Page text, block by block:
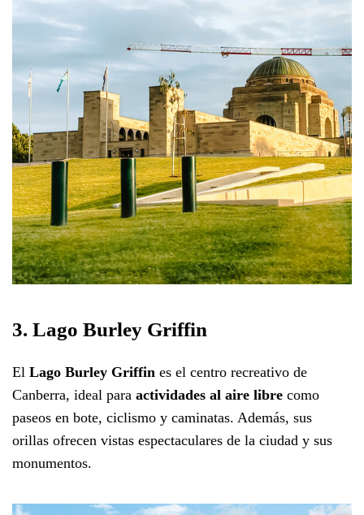
3. Lago Burley Griffin
El Lago Burley Griffin es el centro recreativo de
Canberra, ideal para actividades al aire libre como
paseos en bote, ciclismo y caminatas. Además, sus
orillas ofrecen vistas espectaculares de la ciudad y sus
monumentos.